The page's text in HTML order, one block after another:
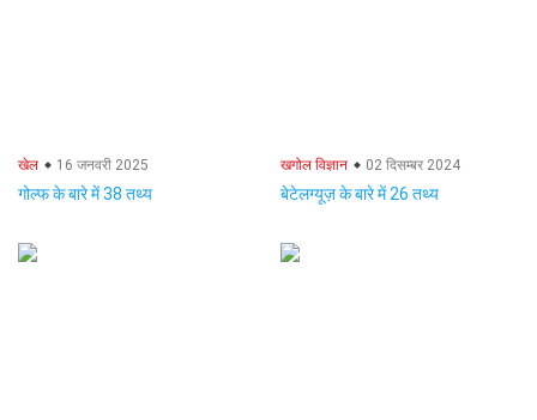
खेल 16 जनवरी 2025
गोल्फ के बारे में 38 तथ्य
खगोल विज्ञान 02 दिसम्बर 2024
बेटेलग्यूज़ के बारे में 26 तथ्य